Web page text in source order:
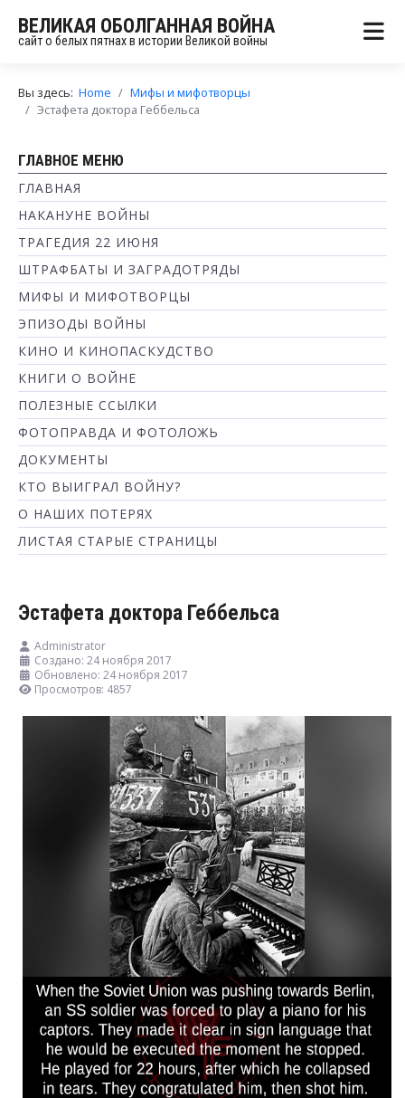
ВЕЛИКАЯ ОБОЛГАННАЯ ВОЙНА
сайт о белых пятнах в истории Великой войны
Вы здесь: Home
Мифы и мифотворцы
Эстафета доктора Геббельса
ГЛАВНОЕ МЕНЮ
ГЛАВНАЯ
НАКАНУНЕ ВОЙНЫ
ТРАГЕДИЯ 22 ИЮНЯ
ШТРАФБАТЫ И ЗАГРАДОТРЯДЫ
МИФЫ И МИФОТВОРЦЫ
ЭПИЗОДЫ ВОЙНЫ
КИНО И КИНОПАСКУДСТВО
КНИГИ О ВОЙНЕ
ПОЛЕЗНЫЕ ССЫЛКИ
ФОТОПРАВДА И ФОТОЛОЖЬ
ДОКУМЕНТЫ
КТО ВЫИГРАЛ ВОЙНУ?
О НАШИХ ПОТЕРЯХ
ЛИСТАЯ СТАРЫЕ СТРАНИЦЫ
Эстафета доктора Геббельса
Administrator
Создано: 24 ноября 2017
Обновлено: 24 ноября 2017
Просмотров: 4857